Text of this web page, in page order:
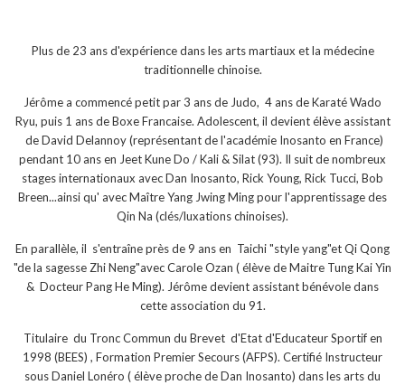
Plus de 23 ans d'expérience dans les arts martiaux et la médecine
traditionnelle chinoise.
Jérôme a commencé petit par 3 ans de Judo, 4 ans de Karaté Wado
Ryu, puis 1 ans de Boxe Francaise. Adolescent, il devient élève assistant
de David Delannoy (représentant de l'académie Inosanto en France)
pendant 10 ans en Jeet Kune Do / Kali & Silat (93). Il suit de nombreux
stages internationaux avec Dan Inosanto, Rick Young, Rick Tucci, Bob
Breen...ainsi qu' avec Maître Yang Jwing Ming pour l'apprentissage des
Qin Na (clés/luxations chinoises).
En parallèle, il s'entraîne près de 9 ans en Taichi "style yang"et Qi Qong
"de la sagesse Zhi Neng"avec Carole Ozan ( élève de Maitre Tung Kai Yin
& Docteur Pang He Ming). Jérôme devient assistant bénévole dans
cette association du 91.
Titulaire du Tronc Commun du Brevet d'Etat d'Educateur Sportif en
1998 (BEES) , Formation Premier Secours (AFPS). Certifié Instructeur
sous Daniel Lonéro ( élève proche de Dan Inosanto) dans les arts du